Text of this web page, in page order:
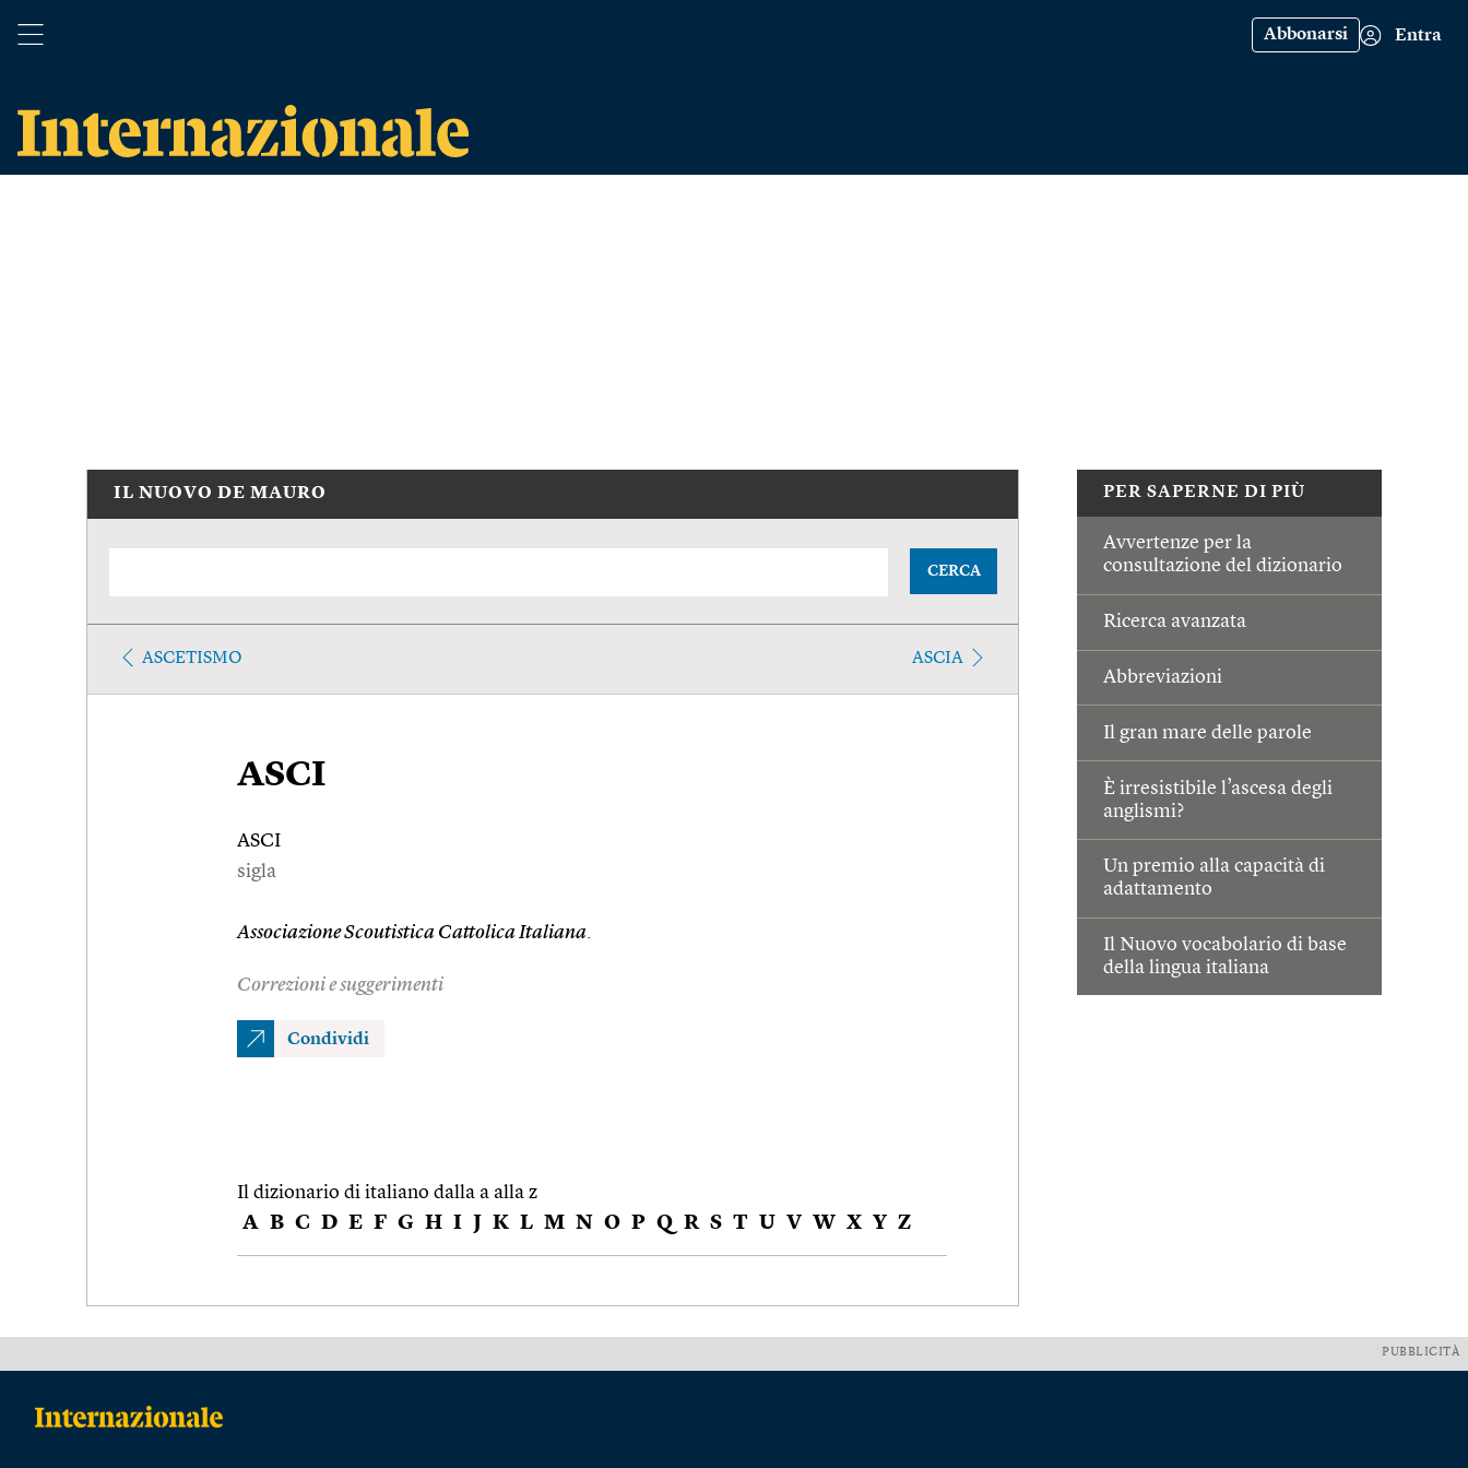
Abbonarsi Entra
PER SAPERNE DI PIÙ
Avvertenze per la
consultazione del dizionario
Ricerca avanzata
Abbreviazioni
Il gran mare delle parole
È irresistibile l’ascesa degli
anglismi?
Un premio alla capacità di
adattamento
Il Nuovo vocabolario di base
della lingua italiana
IL NUOVO DE MAURO
CERCA
ASCETISMO ASCIA
ASCI
ASCI
sigla
Associazione Scoutistica Cattolica Italiana.
Correzioni e suggerimenti
Condividi
Il dizionario di italiano dalla a alla z
A B C D E F G H I J K L M N O P Q R S T U V W X Y Z
PUBBLICITÀ